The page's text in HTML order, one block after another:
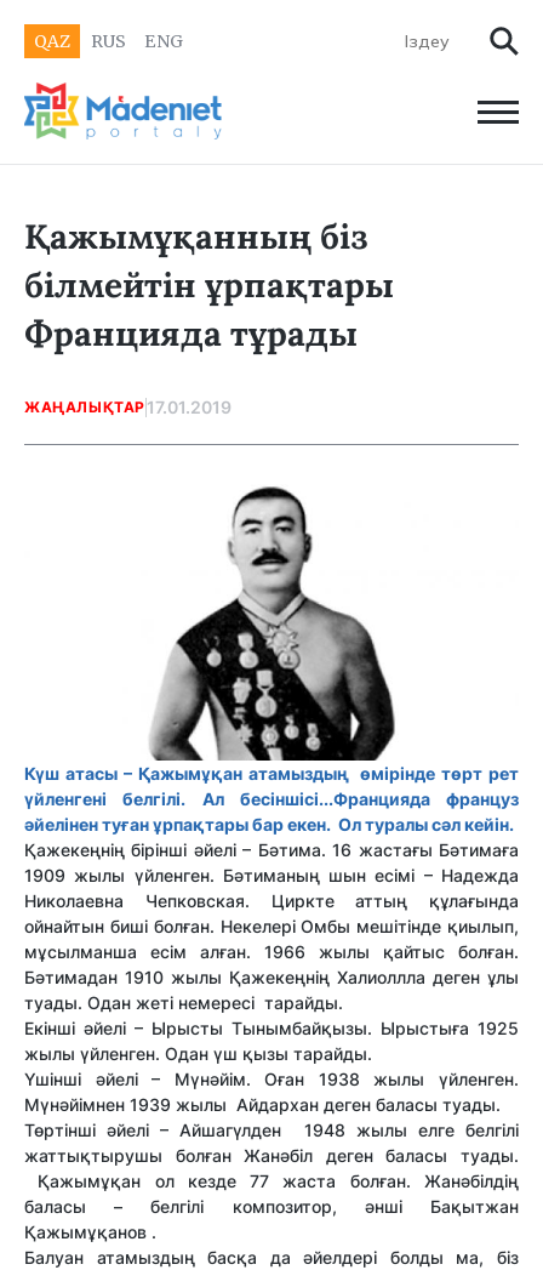
QAZ RUS ENG
Қажымұқанның біз
білмейтін ұрпақтары
Францияда тұрады
ЖАҢАЛЫҚТАР 17.01.2019
Күш атасы – Қажымұқан атамыздың өмірінде төрт рет
үйленгені белгілі. Ал бесіншісі...Францияда француз
әйелінен туған ұрпақтары бар екен. Ол туралы сәл кейін.
Қажекеңнің бірінші әйелі – Бәтима. 16 жастағы Бәтимаға
1909 жылы үйленген. Бәтиманың шын есімі – Надежда
Николаевна Чепковская. Циркте аттың құлағында
ойнайтын биші болған. Некелері Омбы мешітінде қиылып,
мұсылманша есім алған. 1966 жылы қайтыс болған.
Бәтимадан 1910 жылы Қажекеңнің Халиоллла деген ұлы
туады. Одан жеті немересі тарайды.
Екінші әйелі – Ырысты Тынымбайқызы. Ырыстыға 1925
жылы үйленген. Одан үш қызы тарайды.
Үшінші әйелі – Мүнәйім. Оған 1938 жылы үйленген.
Мүнәйімнен 1939 жылы Айдархан деген баласы туады.
Төртінші әйелі – Айшагүлден 1948 жылы елге белгілі
жаттықтырушы болған Жанәбіл деген баласы туады.
Қажымұқан ол кезде 77 жаста болған. Жанәбілдің
баласы – белгілі композитор, әнші Бақытжан
Қажымұқанов .
Балуан атамыздың басқа да әйелдері болды ма, біз